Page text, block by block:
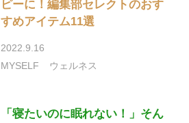
ピーに！編集部セレクトのおす
すめアイテム11選
2022.9.16
MYSELF
ウェルネス
「寝たいのに眠れない！」そん